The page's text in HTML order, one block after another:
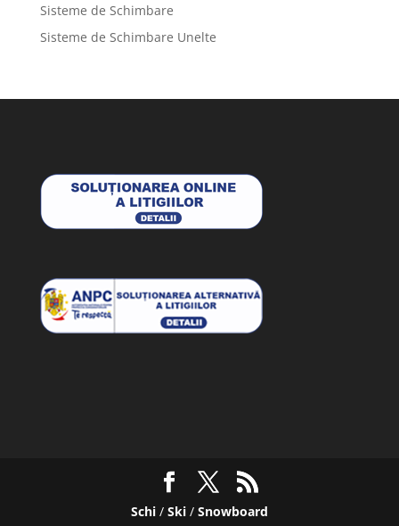
Sisteme de Schimbare
Sisteme de Schimbare Unelte
Schi/ Ski/ Snowboard